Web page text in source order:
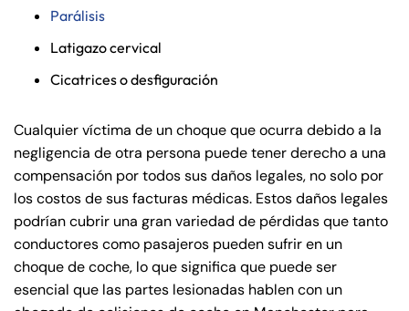
Parálisis
Latigazo cervical
Cicatrices o desfiguración
Cualquier víctima de un choque que ocurra debido a la
negligencia de otra persona puede tener derecho a una
compensación por todos sus daños legales, no solo por
los costos de sus facturas médicas. Estos daños legales
podrían cubrir una gran variedad de pérdidas que tanto
conductores como pasajeros pueden sufrir en un
choque de coche, lo que significa que puede ser
esencial que las partes lesionadas hablen con un